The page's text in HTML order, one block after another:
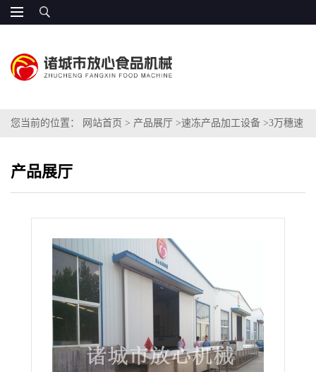
您当前的位置： 网站首页 > 产品展厅 >速冻产品加工设备 >3万穗速
产品展厅